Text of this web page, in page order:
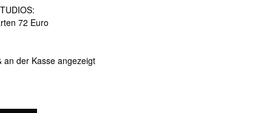
72 Euro
an der Kasse angezeigt